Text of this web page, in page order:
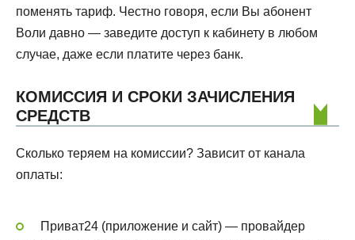
поменять тариф. Честно говоря, если Вы абонент
Воли давно — заведите доступ к кабинету в любом
случае, даже если платите через банк.
КОМИССИЯ И СРОКИ ЗАЧИСЛЕНИЯ
СРЕДСТВ
Сколько теряем на комиссии? Зависит от канала
оплаты:
Приват24 (приложение и сайт) — провайдер